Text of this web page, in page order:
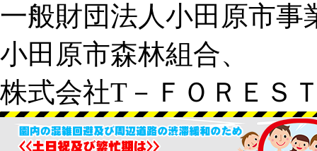
一般財団法人小田原市事
小田原市森林組合、
株式会社T－ＦＯＲＥＳ